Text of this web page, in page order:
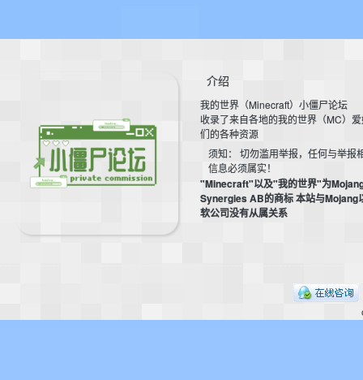
介绍
我的世界（Minecraft）小僵尸论坛
收录了来自各地的我的世界（MC）
们的各种资源
须知： 切勿滥用举报，任何与举报
信息必须属实！
"Minecraft"以及"我的世界"为
Synergies AB的商标 本站与Mojang
软公司没有从属关系